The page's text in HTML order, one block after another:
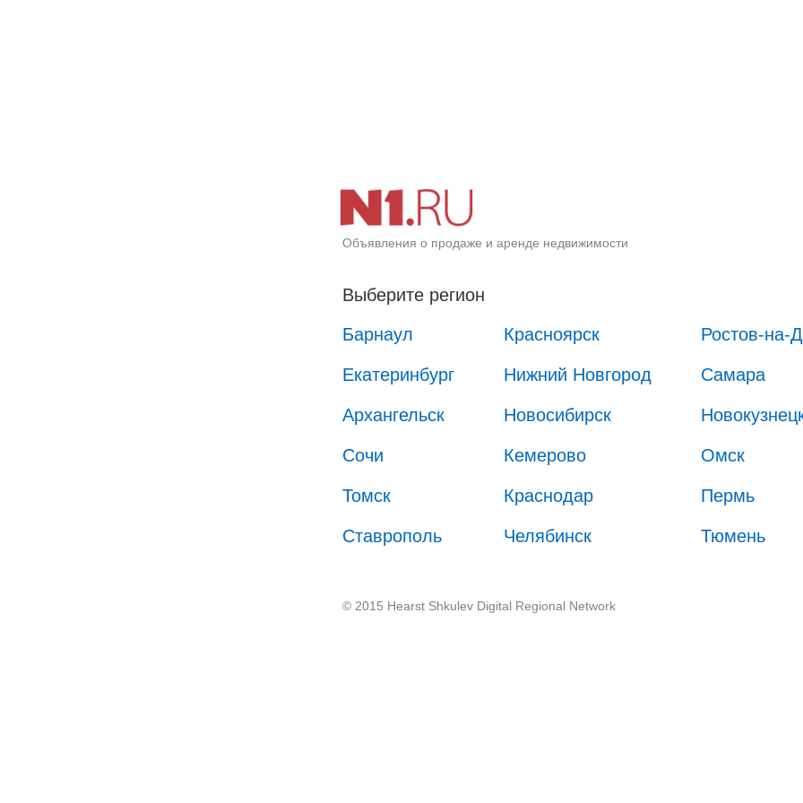
Объявления о продаже и аренде недвижимости
Выберите регион
Барнаул
Красноярск Ростов-на-
Екатеринбург Нижний Новгород Самара
Архангельск Новосибирск
Сочи Кемерово Омск
Томск Краснодар Пермь
Ставрополь Челябинск Тюмень
© 2015 Hearst Shkulev Digital Regional Network